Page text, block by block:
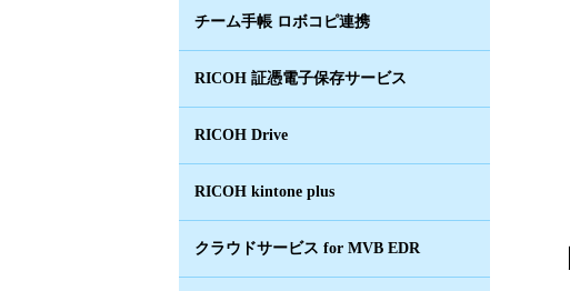
チーム手帳 ロボコピ連携
RICOH 証憑電子保存サービス
RICOH Drive
RICOH kintone plus
クラウドサービス for MVB EDR